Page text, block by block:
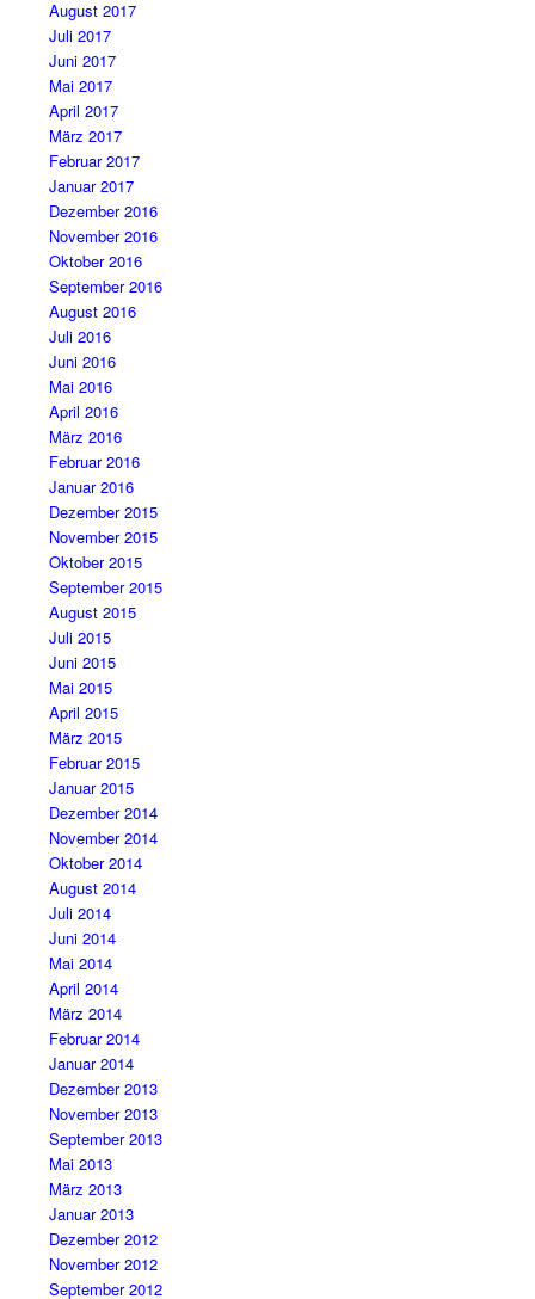
August 2017
Juli 2017
Juni 2017
Mai 2017
April 2017
März 2017
Februar 2017
Januar 2017
Dezember 2016
November 2016
Oktober 2016
September 2016
August 2016
Juli 2016
Juni 2016
Mai 2016
April 2016
März 2016
Februar 2016
Januar 2016
Dezember 2015
November 2015
Oktober 2015
September 2015
August 2015
Juli 2015
Juni 2015
Mai 2015
April 2015
März 2015
Februar 2015
Januar 2015
Dezember 2014
November 2014
Oktober 2014
August 2014
Juli 2014
Juni 2014
Mai 2014
April 2014
März 2014
Februar 2014
Januar 2014
Dezember 2013
November 2013
September 2013
Mai 2013
März 2013
Januar 2013
Dezember 2012
November 2012
September 2012